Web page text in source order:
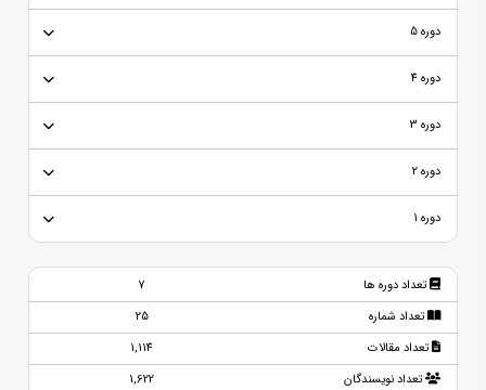
دوره 5
دوره 4
دوره 3
دوره 2
دوره 1
تعداد دوره ها
7
تعداد شماره
25
تعداد مقالات
1,114
تعداد نویسندگان
1,622